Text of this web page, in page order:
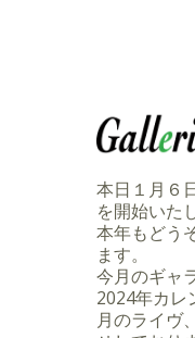
本日１月６
を開始いた
本年もどう
ます。
今月のギャ
2024年カレ
月のライヴ